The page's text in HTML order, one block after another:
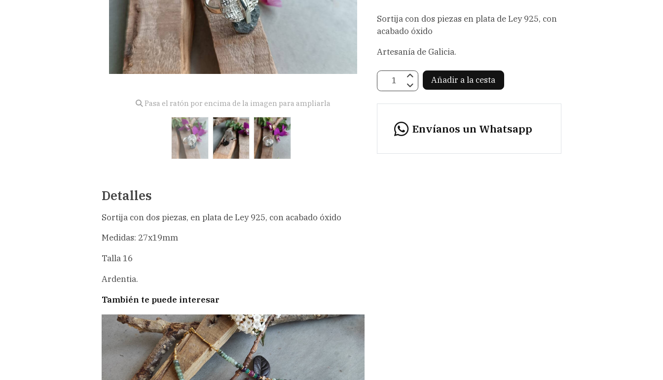
Pasa el ratón por encima de la imagen para ampliarla
Detalles
Sortija con dos piezas, en plata de Ley 925, con acabado óxido
Medidas: 27x19mm
Talla 16
Ardentia.
También te puede interesar
Sortija con dos piezas en plata de Ley 925, con
acabado óxido
Artesanía de Galicia.
Añadir a la cesta
Envíanos un Whatsapp